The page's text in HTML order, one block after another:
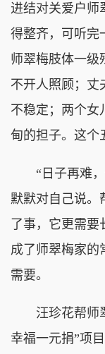
进结对关爱户师
得整齐，可听
师翠梅肢体一级
不开人照顾；丈
不稳定；两个女
甸的担子。这个
“日子再难，
默默对自己说。
了事，它更需要
成了师翠梅家的
需要。
汪珍花帮师翠
幸福一元捐”项